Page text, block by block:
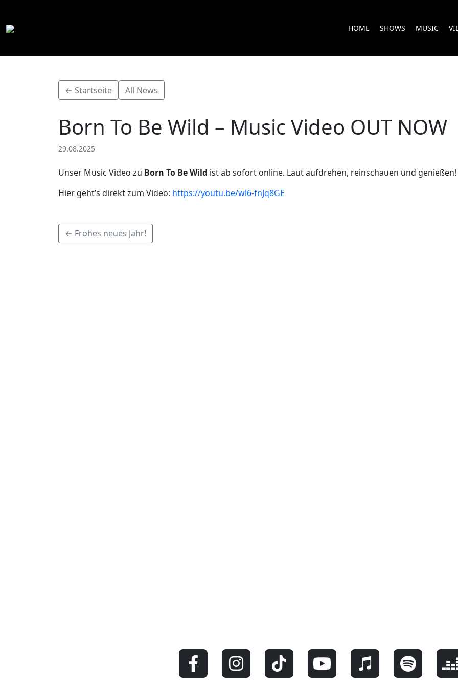
HOME SHOWS MUSIC
← Startseite All News
Born To Be Wild – Music Video OUT NOW
29.08.2025
Unser Music Video zu Born To Be Wild ist ab sofort online. Laut aufdrehen, reinschauen und genießen!
Hier geht’s direkt zum Video: https://youtu.be/wl6-fnJq8GE
← Frohes neues Jahr!